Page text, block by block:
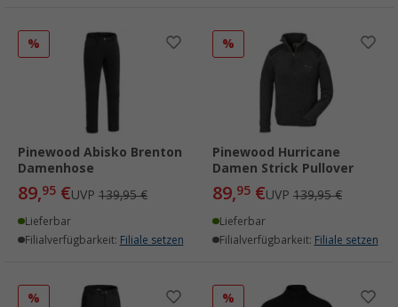
%
Pinewood Abisko Brenton
Damenhose
89,95 €UVP 139,95 €
Lieferbar
Filialverfügbarkeit: Filiale setzen
%
Pinewood Hurricane
Damen Strick Pullover
89,95 €UVP 139,95 €
Lieferbar
Filialverfügbarkeit: Filiale setzen
% %